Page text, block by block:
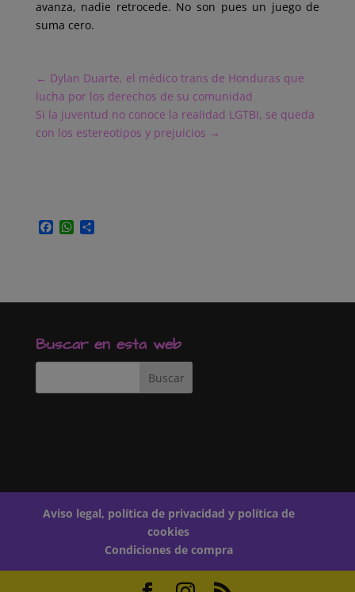
avanza, nadie retrocede. No son pues un juego de
suma cero.
← Dylan Duarte, el médico trans de Honduras que
lucha por los derechos de su comunidad
Si la juventud no conoce la realidad LGTBI, se queda
con los estereotipos y prejuicios →
F
o
W
A
C
r
r
Buscar en esta web
Aviso legal, política de privacidad y política de
cookies
Condiciones de compra